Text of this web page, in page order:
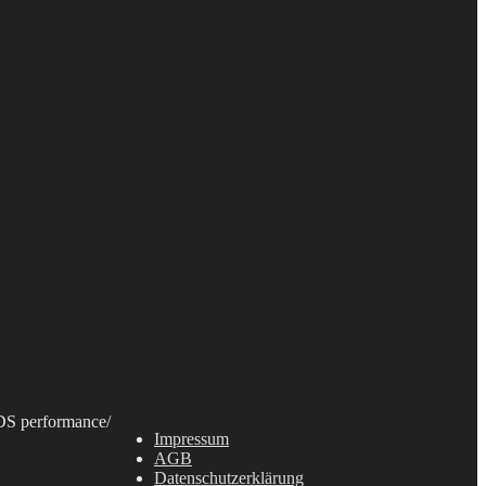
performance/
Impressum
AGB
Datenschutzerklärung